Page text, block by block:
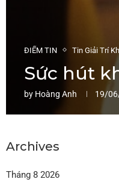
ĐIỂM TIN Tin Giải Trí
Sức hút
by Hoàng Anh 19/
Archives
Tháng 8 2026